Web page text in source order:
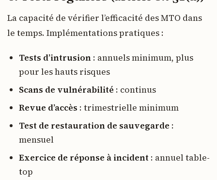
La capacité de vérifier l’efficacité des MTO dans
le temps. Implémentations pratiques :
Tests d’intrusion : annuels minimum, plus
pour les hauts risques
Scans de vulnérabilité : continus
Revue d’accès : trimestrielle minimum
Test de restauration de sauvegarde :
mensuel
Exercice de réponse à incident : annuel table-
top